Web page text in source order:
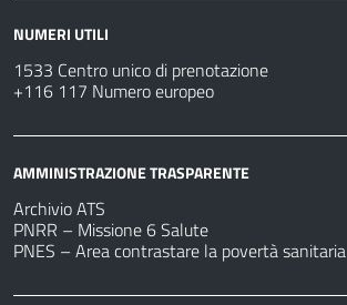
NUMERI UTILI
1533 Centro unico di prenotazione
+116 117 Numero europeo
AMMINISTRAZIONE TRASPARENTE
Archivio ATS
PNRR – Missione 6 Salute
PNES – Area contrastare la povertà sanitaria